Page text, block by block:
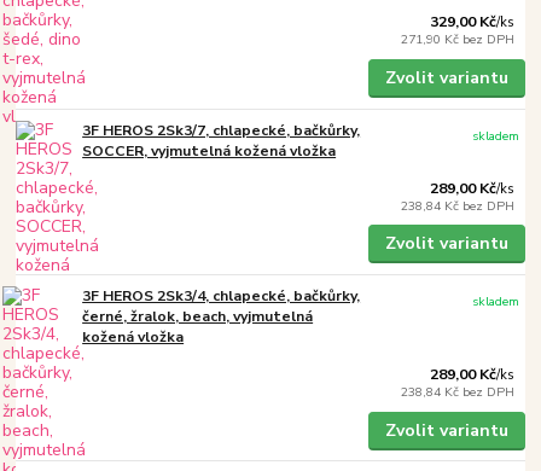
329,00 Kč/ks
271,90 Kč bez DPH
Zvolit variantu
3F HEROS 2Sk3/7, chlapecké, bačkůrky,
SOCCER, vyjmutelná kožená vložka
289,00 Kč/ks
238,84 Kč bez DPH
skladem
Zvolit variantu
3F HEROS 2Sk3/4, chlapecké, bačkůrky,
černé, žralok, beach, vyjmutelná
kožená vložka
289,00 Kč/ks
238,84 Kč bez DPH
skladem
Zvolit variantu